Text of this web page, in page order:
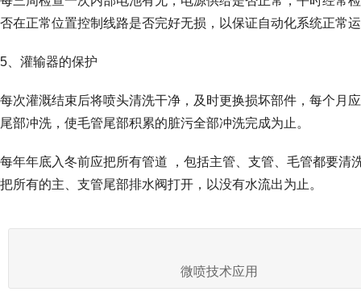
否在正常位置控制线路是否完好无损，以保证自动化系统正常
5、灌输器的保护
每次灌溉结束后将喷头清洗干净，及时更换损坏部件，每个月
尾部冲洗，使毛管尾部积累的脏污全部冲洗完成为止。
每年年底入冬前应把所有管道 ，包括主管、支管、毛管都要清
把所有的主、支管尾部排水阀打开，以没有水流出为止。
微喷技术应用